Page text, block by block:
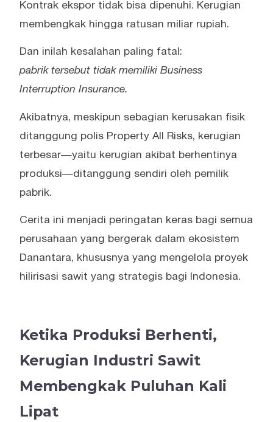
Kontrak ekspor tidak bisa dipenuhi. Kerugian
membengkak hingga ratusan miliar rupiah.
Dan inilah kesalahan paling fatal:
pabrik tersebut tidak memiliki Business
Interruption Insurance.
Akibatnya, meskipun sebagian kerusakan fisik
ditanggung polis Property All Risks, kerugian
terbesar—yaitu kerugian akibat berhentinya
produksi—ditanggung sendiri oleh pemilik
pabrik.
Cerita ini menjadi peringatan keras bagi semua
perusahaan yang bergerak dalam ekosistem
Danantara, khususnya yang mengelola proyek
hilirisasi sawit yang strategis bagi Indonesia.
Ketika Produksi Berhenti,
Kerugian Industri Sawit
Membengkak Puluhan Kali
Lipat